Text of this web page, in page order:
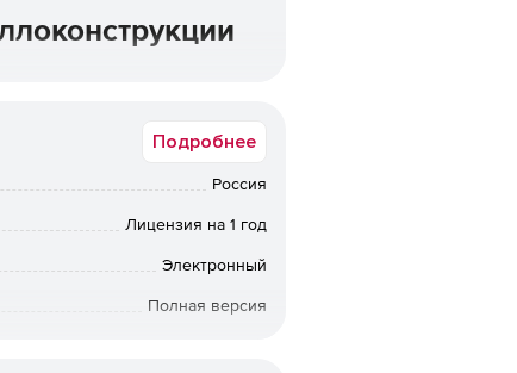
всех требований ГОСТ. Все
конструкций
Подробнее
Россия
Лицензия на 1 год
Электронный
Полная версия